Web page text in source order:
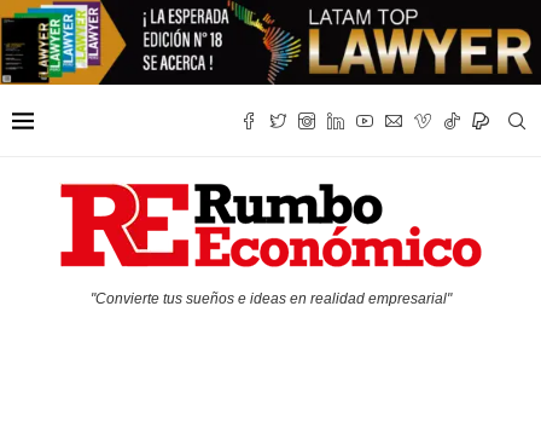
"Convierte tus sueños e ideas en realidad empresarial"